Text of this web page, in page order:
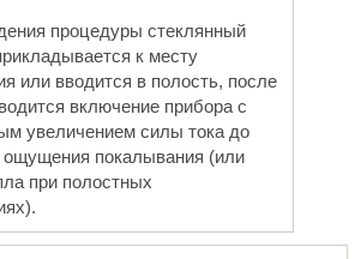
процедуры стеклянный
к месту
или вводится в полость, после
включение прибора с
увеличением силы тока до
ощущения покалывания (или
при полостных